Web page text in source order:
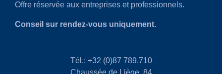
Offre réservée aux entreprises et professionnels.
Conseil sur rendez-vous uniquement.
Tél.: +32 (0)87 789.710